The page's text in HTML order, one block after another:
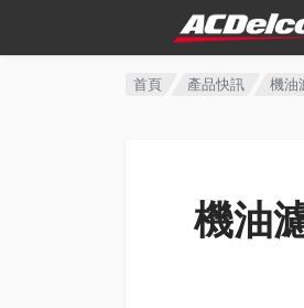
首頁 產品快訊 機油
機油